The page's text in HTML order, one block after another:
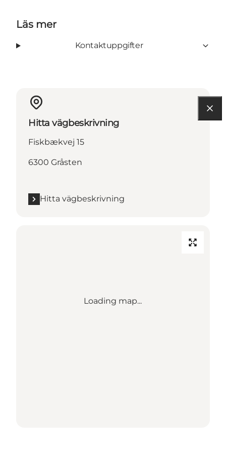
Läs mer
Kontaktuppgifter
Hitta vägbeskrivning
Fiskbækvej 15
6300 Gråsten
Hitta vägbeskrivning
Loading map...